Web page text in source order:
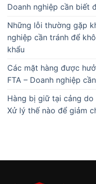
Doanh nghiệp cần biết
Những lỗi thường gặp
nghiệp cần tránh để
khẩu
Các mặt hàng được
FTA – Doanh nghiệp
Hàng bị giữ tại cảng
Xử lý thế nào để giảm